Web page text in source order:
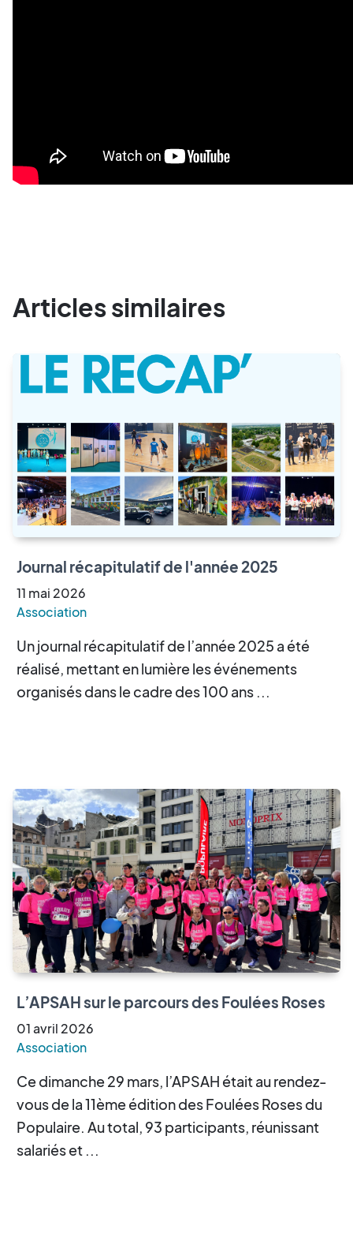
Articles similaires
Journal récapitulatif de l'année 2025
11 mai 2026
Association
Un journal récapitulatif de l’année 2025 a été
réalisé, mettant en lumière les événements
organisés dans le cadre des 100 ans ...
L’APSAH sur le parcours des Foulées Roses
01avril 2026
Association
Ce dimanche 29 mars, l’APSAH était au rendez-
vous de la 11ème édition des Foulées Roses du
Populaire. Au total, 93 participants, réunissant
salariés et ...